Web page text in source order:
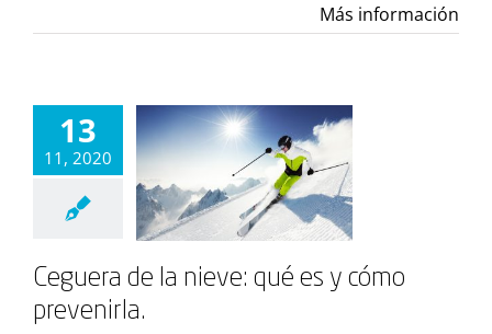
Más información
13
11, 2020
Ceguera de la nieve: qué es y cómo
prevenirla.